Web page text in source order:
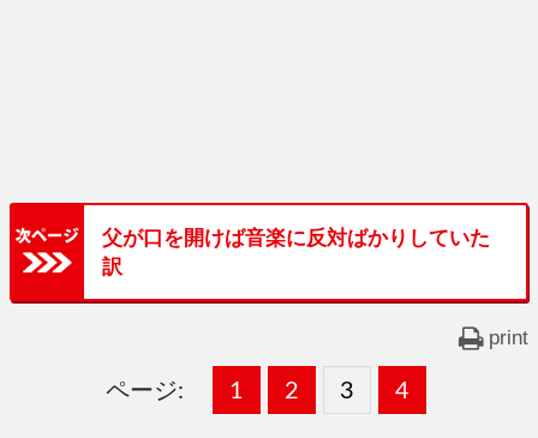
父が口を開けば音楽に反対ばかりしていた
訳
print
ページ:
固
1 ,
固
2 ,
固
3 ,
固
4